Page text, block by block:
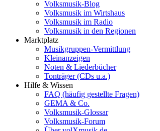
Volksmusik-Blog
Volksmusik im Wirtshaus
Volksmusik im Radio
Volksmusik in den Regionen
Marktplatz
Musikgruppen-Vermittlung
Kleinanzeigen
Noten & Liederbücher
Tonträger (CDs u.a.)
Hilfe & Wissen
FAQ (häufig gestellte Fragen)
GEMA & Co.
Volksmusik-Glossar
Volksmusik-Forum